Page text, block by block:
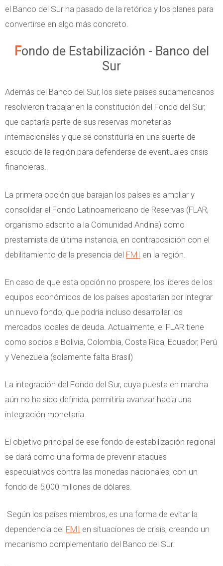
el Banco del Sur ha pasado de la retórica y los planes para
convertirse en algo más concreto.
Fondo de Estabilización - Banco del
Sur
Además del Banco del Sur, los siete países sudamericanos
resolvieron trabajar en la constitución del Fondo del Sur,
que captaría parte de sus reservas monetarias
internacionales y que se constituiría en una suerte de
escudo de la región para defenderse de eventuales crisis
financieras.
La primera opción que barajan los países es ampliar y
consolidar el Fondo Latinoamericano de Reservas (FLAR,
organismo adscrito a la Comunidad Andina) como
prestamista de última instancia, en contraposición con el
debilitamiento de la presencia del FMI en la región.
En caso de que esta opción no prospere, los líderes de los
equipos económicos de los países apostarían por integrar
un nuevo fondo, que podría incluso desarrollar los
mercados locales de deuda. Actualmente, el FLAR tiene
como socios a Bolivia, Colombia, Costa Rica, Ecuador, Perú
y Venezuela (solamente falta Brasil)
La integración del Fondo del Sur, cuya puesta en marcha
aún no ha sido definida, permitiría avanzar hacia una
integración monetaria.
El objetivo principal de ese fondo de estabilización regional
se dará como una forma de prevenir ataques
especulativos contra las monedas nacionales, con un
fondo de 5,000 millones de dólares.
Según los países miembros, es una forma de evitar la
dependencia del FMI en situaciones de crisis, creando un
mecanismo complementario del Banco del Sur.